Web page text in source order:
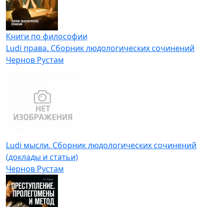
Книги по философии
Ludi права. Сборник людологических сочинений
Чернов Рустам
Ludi мысли. Сборник людологических сочинений
(доклады и статьи)
Чернов Рустам